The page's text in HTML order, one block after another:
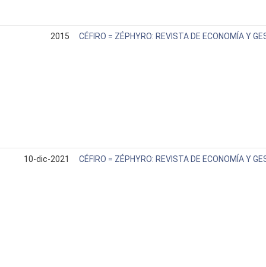
2015 CÉFIRO = ZÉPHYRO: REVISTA DE ECONOMÍA Y
10-dic-2021 CÉFIRO = ZÉPHYRO: REVISTA DE ECONOMÍA Y